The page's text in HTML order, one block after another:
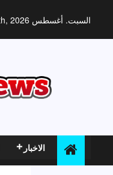
السبت. أغسطس 8th, 2026
الاخبار